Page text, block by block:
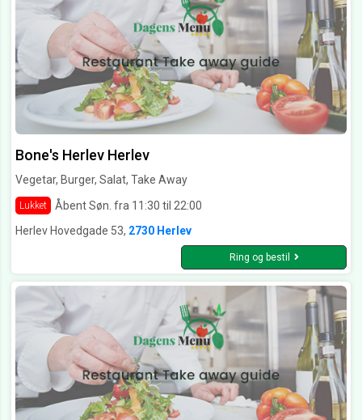
Bone's Herlev Herlev
Vegetar, Burger, Salat, Take Away
Lukket
Åbent Søn. fra 11:30 til 22:00
Herlev Hovedgade 53, 2730 Herlev
Ring og bestil